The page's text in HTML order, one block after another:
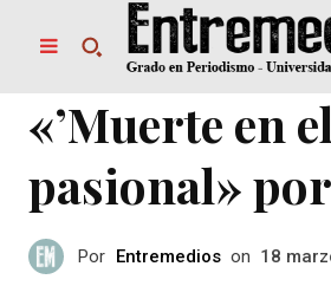
«’Muerte en
pasional»
Por Entremedios on 18